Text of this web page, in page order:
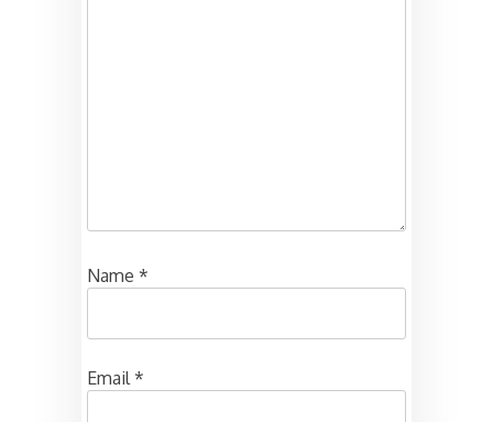
Name *
Email *